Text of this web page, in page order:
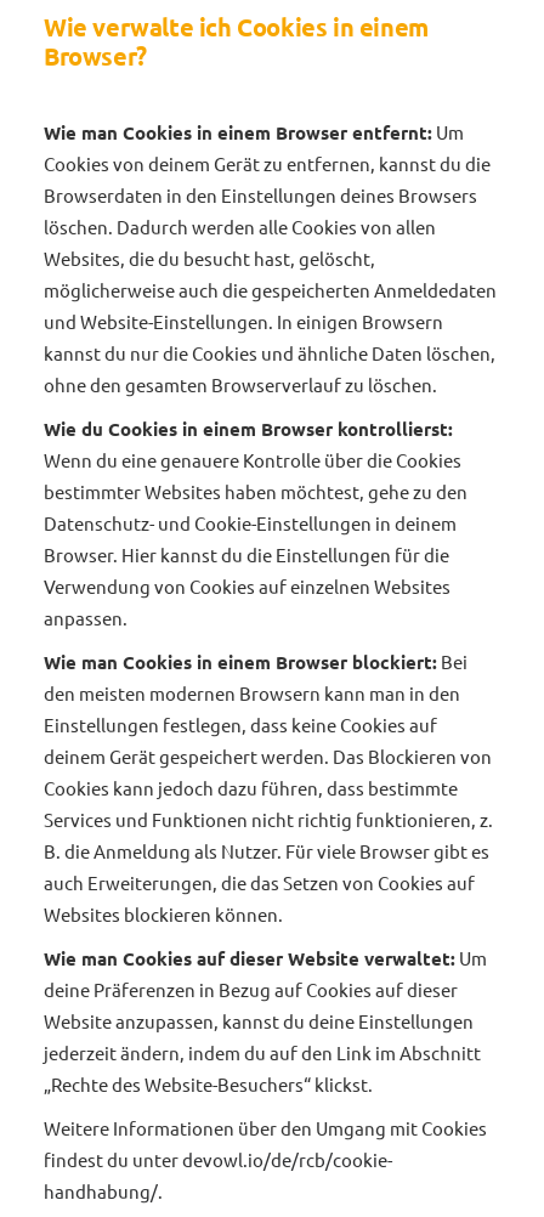
Wie verwalte ich Cookies in einem
Browser?
Wie man Cookies in einem Browser entfernt: Um
Cookies von deinem Gerät zu entfernen, kannst du die
Browserdaten in den Einstellungen deines Browsers
löschen. Dadurch werden alle Cookies von allen
Websites, die du besucht hast, gelöscht,
möglicherweise auch die gespeicherten Anmeldedaten
und Website-Einstellungen. In einigen Browsern
kannst du nur die Cookies und ähnliche Daten löschen,
ohne den gesamten Browserverlauf zu löschen.
Wie du Cookies in einem Browser kontrollierst:
Wenn du eine genauere Kontrolle über die Cookies
bestimmter Websites haben möchtest, gehe zu den
Datenschutz- und Cookie-Einstellungen in deinem
Browser. Hier kannst du die Einstellungen für die
Verwendung von Cookies auf einzelnen Websites
anpassen.
Wie man Cookies in einem Browser blockiert: Bei
den meisten modernen Browsern kann man in den
Einstellungen festlegen, dass keine Cookies auf
deinem Gerät gespeichert werden. Das Blockieren von
Cookies kann jedoch dazu führen, dass bestimmte
Services und Funktionen nicht richtig funktionieren, z.
B. die Anmeldung als Nutzer. Für viele Browser gibt es
auch Erweiterungen, die das Setzen von Cookies auf
Websites blockieren können.
Wie man Cookies auf dieser Website verwaltet: Um
deine Präferenzen in Bezug auf Cookies auf dieser
Website anzupassen, kannst du deine Einstellungen
jederzeit ändern, indem du auf den Link im Abschnitt
„Rechte des Website-Besuchers“ klickst.
Weitere Informationen über den Umgang mit Cookies
findest du unterdevowl.io/de/rcb/cookie-
handhabung/.